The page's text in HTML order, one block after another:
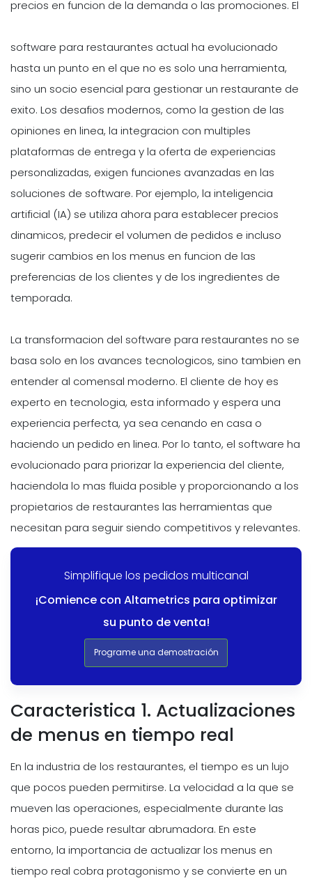
precios en funcion de la demanda o las promociones. El
software para restaurantes actual ha evolucionado
hasta un punto en el que no es solo una herramienta,
sino un socio esencial para gestionar un restaurante de
exito. Los desafios modernos, como la gestion de las
opiniones en linea, la integracion con multiples
plataformas de entrega y la oferta de experiencias
personalizadas, exigen funciones avanzadas en las
soluciones de software. Por ejemplo, la inteligencia
artificial (IA) se utiliza ahora para establecer precios
dinamicos, predecir el volumen de pedidos e incluso
sugerir cambios en los menus en funcion de las
preferencias de los clientes y de los ingredientes de
temporada.
La transformacion del software para restaurantes no se
basa solo en los avances tecnologicos, sino tambien en
entender al comensal moderno. El cliente de hoy es
experto en tecnologia, esta informado y espera una
experiencia perfecta, ya sea cenando en casa o
haciendo un pedido en linea. Por lo tanto, el software ha
evolucionado para priorizar la experiencia del cliente,
haciendola lo mas fluida posible y proporcionando a los
propietarios de restaurantes las herramientas que
necesitan para seguir siendo competitivos y relevantes.
Simplifique los pedidos multicanal
¡Comience con Altametrics para optimizar
su punto de venta!
Programe una demostración
Caracteristica 1. Actualizaciones
de menus en tiempo real
En la industria de los restaurantes, el tiempo es un lujo
que pocos pueden permitirse. La velocidad a la que se
mueven las operaciones, especialmente durante las
horas pico, puede resultar abrumadora. En este
entorno, la importancia de actualizar los menus en
tiempo real cobra protagonismo y se convierte en un